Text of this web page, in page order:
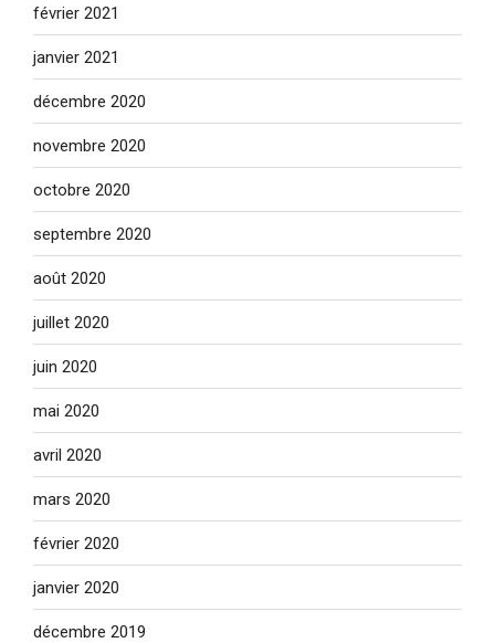
février 2021
janvier 2021
décembre 2020
novembre 2020
octobre 2020
septembre 2020
août 2020
juillet 2020
juin 2020
mai 2020
avril 2020
mars 2020
février 2020
janvier 2020
décembre 2019